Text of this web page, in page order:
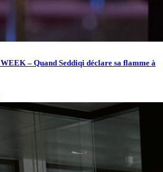
– Quand Seddiqi déclare sa flamme à